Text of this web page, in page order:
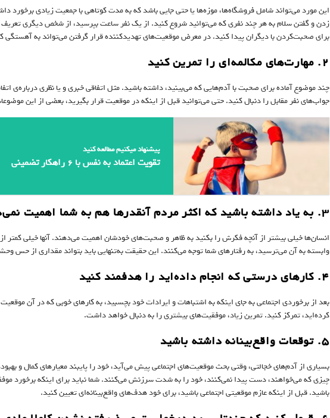
این مورد می‌تواند شامل فروشگاه‌ها، موزه‌ها یا حتی جایی باشد که به مدت کوتاهی با جمعیت زیادی برخورد
زدن و گفتن سلام به هر چند نفری که می‌توانید شروع کنید. از یک نفر ساعت بپرسید، از شخص دیگری
برای صحبت‌کردن با دیگران پیدا کنید. در معرض موقعیت‌های تهدید‌کننده قرار گرفتن می‌تواند به
۲. مهارت‌های مکالمه‌ای را تمرین کنید
چند موضوع آماده برای صحبت با آدم‌هایی که می‌بینید، داشته باشید. مثل اتفاقی خبری و یا نظری درباره‌ی
جواب‌های نفر مقابل را دنبال کنید. حتی می‌توانید قبل از اینکه در موقعیت قرار بگیرید، بعضی از این
پیشنهاد میکنیم مطالعه کنید
تقویت اعتماد به نفس با ۶ راهکار تضمینی
۳. به یاد داشته باشید که اکثر مردم آنقدر‌ها هم به شما اهمیت نمی‌دهند
انسان‌ها خیلی بیشتر از آنچه فکرش را بکنید به ظاهر و صحبت‌های خودشان اهمیت می‌دهند. آنها خیلی کمتر
وابسته به آن می‌ترسید، به رفتارهای شما توجه می‌کنند. این حقیقت به‌تنهایی باید بتواند مقداری از حس
۴. کارهای درستی که انجام داده‌اید را هدفمند کنید
بعد از برخوردی اجتماعی به جای اینکه به اشتباهات و ایرادات خود بچسبید، به کارهای خوبی که در آن
کرده‌اید، تمرکز کنید. تمرین زیاد، موفقیت‌های بیشتری را به دنبال خواهد داشت.
۵. توقعات واقع‌بینانه‌ داشته باشید
بسیاری از آدم‌های خجالتی، وقتی بحث موقعیت‌های اجتماعی پیش می‌آید، خود را پایبند معیارهای کمال و
چیزی که می‌خواهند، دست پیدا نمی‌کنند، خود را به شدت سرزنش می‌کنند. شما نباید برای اینکه برخورد
باشید. قبل از اینکه عازم موقعیتی اجتماعی باشید، برای خود هدف‌های واقع‌بینانه‌ای تعیین کنید.